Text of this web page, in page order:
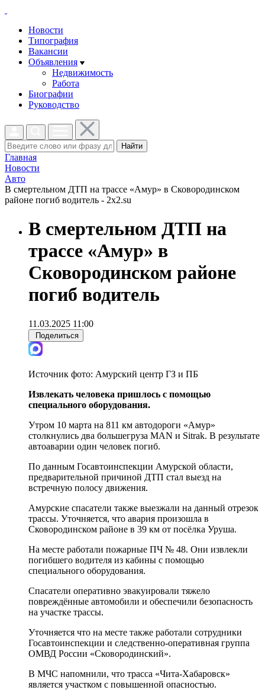
Новости
Типография
Вакансии
Объявления
Недвижимость
Работа
Биографии
Руководство
Найти
Главная
Новости
Авто
В смертельном ДТП на трассе «Амур» в Сковородинском
районе погиб водитель - 2x2.su
В смертельном ДТП на
трассе «Амур» в
Сковородинском районе
погиб водитель
11.03.2025 11:00
Поделиться
Источник фото: Амурский центр ГЗ и ПБ
Извлекать человека пришлось с помощью
специального оборудования.
Утром 10 марта на 811 км автодороги «Амур»
столкнулись два большегруза MAN и Sitrak. В результате
автоаварии один человек погиб.
По данным Госавтоинспекции Амурской области,
предварительной причиной ДТП стал выезд на
встречную полосу движения.
Амурские спасатели также выезжали на данный отрезок
трассы. Уточняется, что авария произошла в
Сковородинском районе в 39 км от посёлка Уруша.
На месте работали пожарные ПЧ № 48. Они извлекли
погибшего водителя из кабины с помощью
специального оборудования.
Спасатели оперативно эвакуировали тяжело
повреждённые автомобили и обеспечили безопасность
на участке трассы.
Уточняется что на месте также работали сотрудники
Госавтоинспекции и следственно-оперативная группа
ОМВД России «Сковородинский».
В МЧС напомнили, что трасса «Чита-Хабаровск»
является участком с повышенной опасностью.